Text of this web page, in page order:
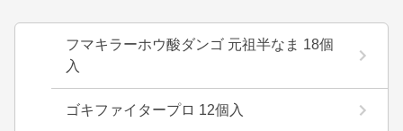
フマキラーホウ酸ダンゴ 元祖半なま 18個
入
ゴキファイタープロ 12個入